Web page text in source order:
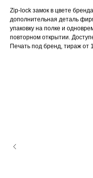
Zip-lock замок в цвете
дополнительная деталь
упаковку на полке и
повторном открытии.
Печать под бренд, тираж от 1